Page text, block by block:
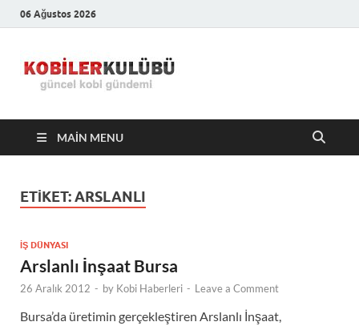
06 Ağustos 2026
Kulübü –
En Güncel
MAIN MENU
ETIKET:ARSLANLI
İŞ DÜNYASI
Arslanlı İnşaat Bursa
26 Aralık 2012 - by Kobi Haberleri - Leave a Comment
Bursa’da üretimin gerçekleştiren Arslanlı İnşaat,